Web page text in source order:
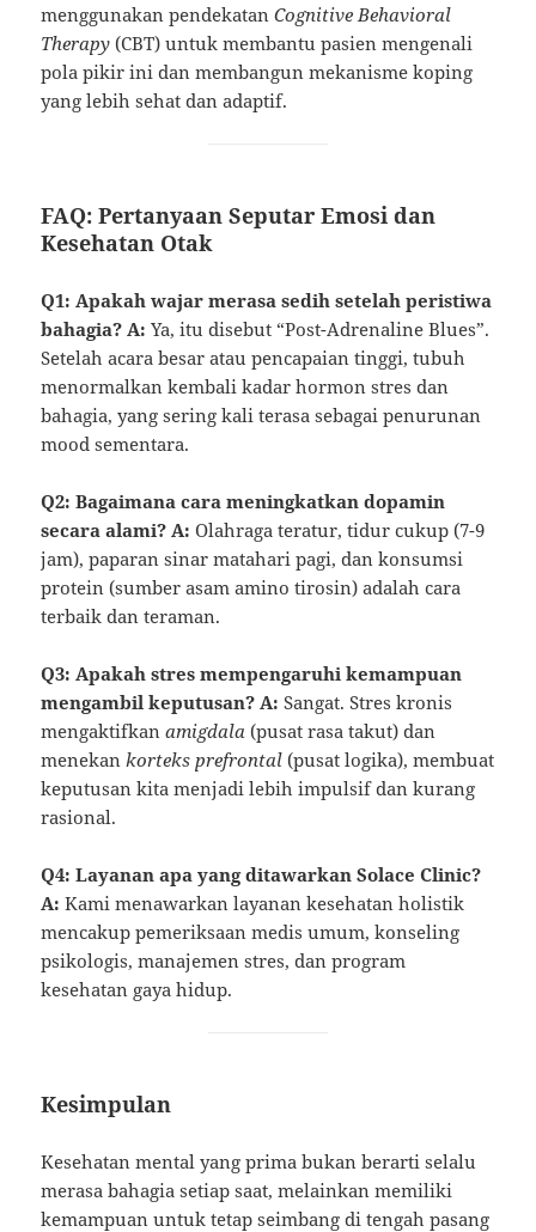
menggunakan pendekatanCognitive Behavioral
Therapy (CBT) untuk membantu pasien mengenali
pola pikir ini dan membangun mekanisme koping
yang lebih sehat dan adaptif.
FAQ: Pertanyaan Seputar Emosi dan
Kesehatan Otak
Q1: Apakah wajar merasa sedih setelah peristiwa
bahagia? A: Ya, itu disebut “Post-Adrenaline Blues”.
Setelah acara besar atau pencapaian tinggi, tubuh
menormalkan kembali kadar hormon stres dan
bahagia, yang sering kali terasa sebagai penurunan
mood sementara.
Q2: Bagaimana cara meningkatkan dopamin
secara alami? A: Olahraga teratur, tidur cukup (7-9
jam), paparan sinar matahari pagi, dan konsumsi
protein (sumber asam amino tirosin) adalah cara
terbaik dan teraman.
Q3: Apakah stres mempengaruhi kemampuan
mengambil keputusan? A: Sangat. Stres kronis
mengaktifkanamigdala (pusat rasa takut) dan
menekan korteks prefrontal (pusat logika), membuat
keputusan kita menjadi lebih impulsif dan kurang
rasional.
Q4: Layanan apa yang ditawarkan Solace Clinic?
A: Kami menawarkan layanan kesehatan holistik
mencakup pemeriksaan medis umum, konseling
psikologis, manajemen stres, dan program
kesehatan gaya hidup.
Kesimpulan
Kesehatan mental yang prima bukan berarti selalu
merasa bahagia setiap saat, melainkan memiliki
kemampuan untuk tetap seimbang di tengah pasang